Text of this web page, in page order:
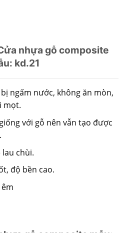
nhựa gỗ composite
kd.21
ngấm nước, không ăn mòn,
mọt.
với gỗ nên vẫn tạo được
lau chùi.
độ bền cao.